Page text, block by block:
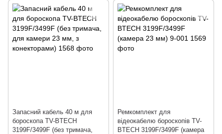
Запасний кабель 40 м для
бороскопа TV-BTECH
3199F/3499F (без тримача,
Ремкомплект для
відеокабелю бороскопів TV-
BTECH 3199F/3499F (камера